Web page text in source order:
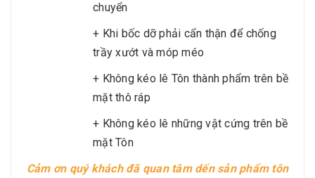
chuyển
+ Khi bốc dỡ phải cẩn thận để chống
trầy xướt và móp méo
+ Không kéo lê Tôn thành phẩm trên bề
mặt thô ráp
+ Không kéo lê những vật cứng trên bề
mặt Tôn
Cảm ơn quý khách đã quan tâm dến sản phẩm tôn